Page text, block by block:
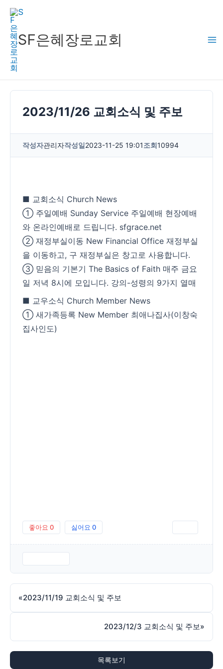
너
SF은혜장로교회
2023/11/26 교회소식 및 주보
작성자관리자작성일2023-11-25 19:01조회10994
■ 교회소식 Church News
① 주일예배 Sunday Service 주일예배 현장예배
와 온라인예배로 드립니다. sfgrace.net
② 재정부실이동 New Financial Office 재정부실
을 이동하고, 구 재정부실은 창고로 사용합니다.
③ 믿음의 기본기 The Basics of Faith 매주 금요
일 저녁 8시에 모입니다. 강의-성령의 9가지 열매
■ 교우소식 Church Member News
① 새가족등록 New Member 최애나집사(이창숙
집사인도)
좋아요 0 싫어요 0
«2023/11/19 교회소식 및 주보
2023/12/3 교회소식 및 주보»
목록보기